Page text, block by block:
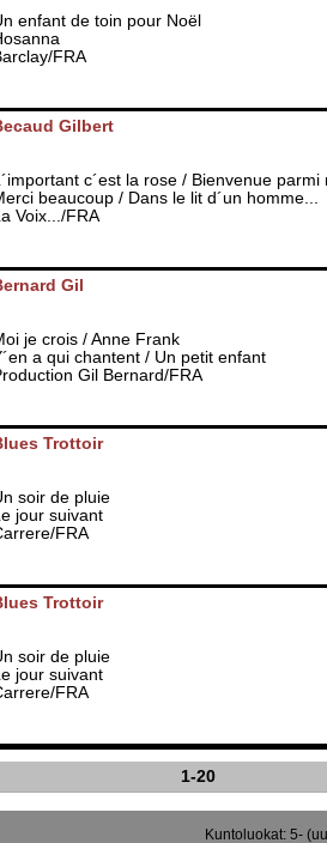
enfant de toin pour Noël
FRA
Gilbert
L´important c´est la rose / Bienvenue parmi
beaucoup / Dans le lit d´un homme...
La Voix.../FRA
Gil
je crois / Anne Frank
a qui chantent / Un petit enfant
Gil Bernard/FRA
Trottoir
soir de pluie
jour suivant
FRA
Trottoir
soir de pluie
Le jour suivant
FRA
1-20
Kuntoluokat: 5-